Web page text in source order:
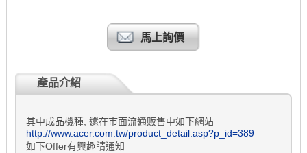
馬上詢價
產品介紹
其中成品機種, 還在市面流通販售中如下網站
http://www.acer.com.tw/product_detail.asp?p_id=389
如下Offer有興趣請通知